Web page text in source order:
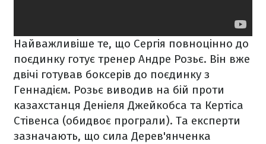
Найважливіше те, що Сергія повноцінно до
поєдинку готує тренер Андре Розьє. Він вже
двічі готував боксерів до поєдинку з
Геннадієм. Розьє виводив на бій проти
казахстанця Деніеля Джейкобса та Кертіса
Стівенса (обидвоє програли). Та експерти
зазначають, що сила Дерев'янченка